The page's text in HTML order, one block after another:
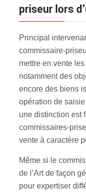
priseur lors
Principal
commissaire-
mettre en vente
notamment des
encore des biens
opération de
une distinction est
commissaires-
vente à caractère
Même si le
de l’Art de façon
pour expertiser